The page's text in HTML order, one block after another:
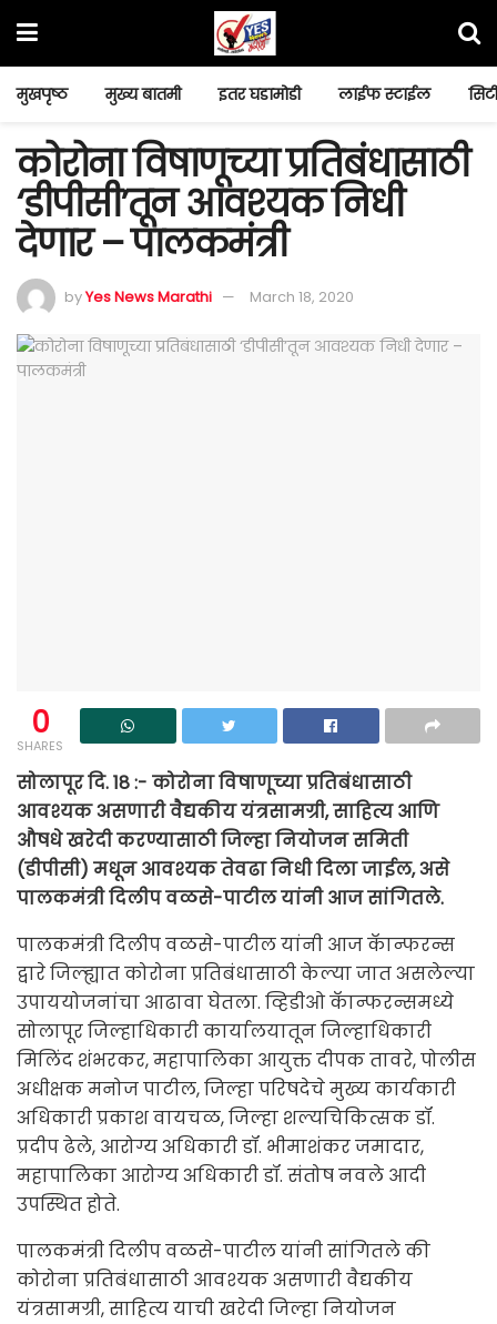
मुखपृष्ठ मुख्य बातमी इतर घडामोडी लाईफ स्टाईल
कोरोना विषाणूच्या प्रतिबंधासाठी
‘डीपीसी’तून आवश्यक निधी
देणार – पालकमंत्री
byYes News Marathi March 18, 2020
0
SHARES
सोलापूर दि. 18 :- कोरोना विषाणूच्या प्रतिबंधासाठी
आवश्यक असणारी वैद्यकीय यंत्रसामग्री, साहित्य आणि
औषधे खरेदी करण्यासाठी जिल्हा नियोजन समिती
(डीपीसी) मधून आवश्यक तेवढा निधी दिला जाईल, असे
पालकमंत्री दिलीप वळसे-पाटील यांनी आज सांगितले.
पालकमंत्री दिलीप वळसे-पाटील यांनी आज कॅान्फरन्स
द्वारे जिल्ह्यात कोरोना प्रतिबंधासाठी केल्या जात असलेल्या
उपाययोजनांचा आढावा घेतला. व्हिडीओ कॅान्फरन्समध्ये
सोलापूर जिल्हाधिकारी कार्यालयातून जिल्हाधिकारी
मिलिंद शंभरकर, महापालिका आयुक्त दीपक तावरे, पोलीस
अधीक्षक मनोज पाटील, जिल्हा परिषदेचे मुख्य कार्यकारी
अधिकारी प्रकाश वायचळ, जिल्हा शल्यचिकित्सक डॉ.
प्रदीप ढेले, आरोग्य अधिकारी डॉ. भीमाशंकर जमादार,
महापालिका आरोग्य अधिकारी डॉ. संतोष नवले आदी
उपस्थित होते.
पालकमंत्री दिलीप वळसे-पाटील यांनी सांगितले की
कोरोना प्रतिबंधासाठी आवश्यक असणारी वैद्यकीय
यंत्रसामग्री, साहित्य याची खरेदी जिल्हा नियोजन